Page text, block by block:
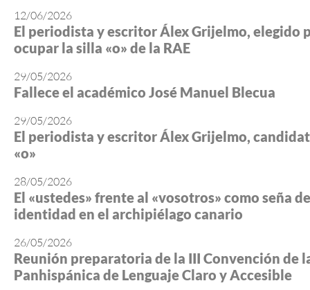
12/06/2026
El periodista y escritor Álex Grijelmo, elegido
ocupar la silla «o» de la RAE
29/05/2026
Fallece el académico José Manuel Blecua
29/05/2026
El periodista y escritor Álex Grijelmo,
«o»
28/05/2026
El «ustedes» frente al «vosotros» como seña de
identidad en el archipiélago canario
26/05/2026
Reunión preparatoria de la III Convención de
Panhispánica de Lenguaje Claro y Accesible